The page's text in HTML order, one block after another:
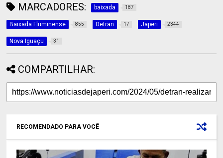
MARCADORES: baixada 187
Baixada Fluminense 855 Detran 17 Japeri 2344
Nova Iguaçu 31
COMPARTILHAR:
RECOMENDADO PARA VOCÊ